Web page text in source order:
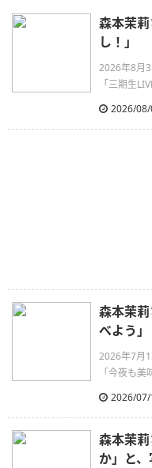
森本茉
し！」
2026年8月
「三期生
2026/
森本茉
べよう」
2026年7月
「今夜も
2026/
森本茉
か」と